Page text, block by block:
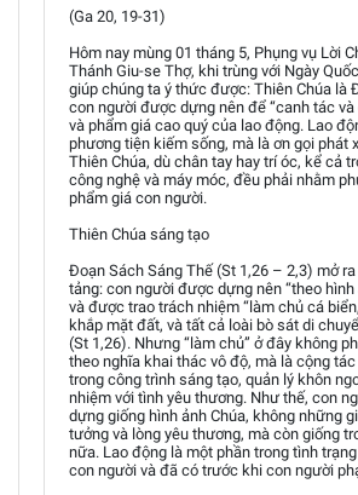
(Ga 20, 19-31)
Hôm nay mùng 01 tháng 5, Phụng vụ Lời
Thánh Giu-se Thợ, khi trùng với Ngày
giúp chúng ta ý thức được: Thiên Chúa là
con người được dựng nên để “canh tác
và phẩm giá cao quý của lao động. Lao
phương tiện kiếm sống, mà là ơn gọi phát
Thiên Chúa, dù chân tay hay trí óc, kể cả
công nghệ và máy móc, đều phải nhằm
phẩm giá con người.
Thiên Chúa sáng tạo
Đoạn Sách Sáng Thế (St 1,26 – 2,3) mở
tảng: con người được dựng nên “theo hình
và được trao trách nhiệm “làm chủ cá
khắp mặt đất, và tất cả loài bò sát di
(St 1,26). Nhưng “làm chủ” ở đây không
theo nghĩa khai thác vô độ, mà là cộng
trong công trình sáng tạo, quản lý khôn
nhiệm với tình yêu thương. Như thế, con
dựng giống hình ảnh Chúa, không những
tưởng và lòng yêu thương, mà còn giống
nữa. Lao động là một phần trong tình
con người và đã có trước khi con người